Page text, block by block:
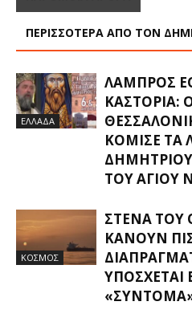
ΠΕΡΙΣΣΟΤΕΡΑ ΑΠΟ ΤΟΝ
ΕΛΛΑΔΑ
ΛΑΜΠΡΌΣ
ΚΑΣΤΟΡΙΆ:
ΚΌΜΙΣΕ ΤΑ
ΤΟΥ ΑΓΊΟΥ
ΚΟΣΜΟΣ
ΣΤΕΝΆ ΤΟΥ
ΚΆΝΟΥΝ
ΥΠΌΣΧΕΤΑΙ